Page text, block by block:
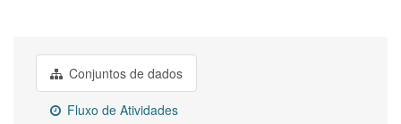
Conjuntos de dados
Fluxo de Atividades